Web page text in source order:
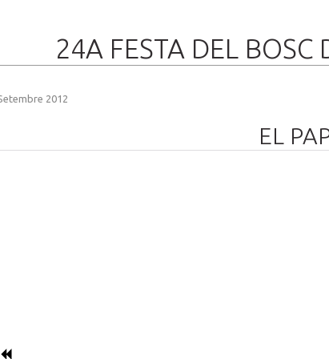
24A FESTA DEL BOSC
2012
EL